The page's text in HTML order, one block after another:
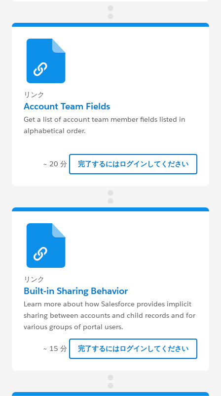
リンク
Account Team Fields
Get a list of account team member fields listed in
alphabetical order.
~ 20 分 完了するにはログインしてください
リンク
Built-in Sharing Behavior
Learn more about how Salesforce provides implicit
sharing between accounts and child records and for
various groups of portal users.
~ 15 分 完了するにはログインしてください